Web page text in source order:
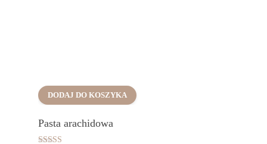
DODAJ DO KOSZYKA
Pasta arachidowa